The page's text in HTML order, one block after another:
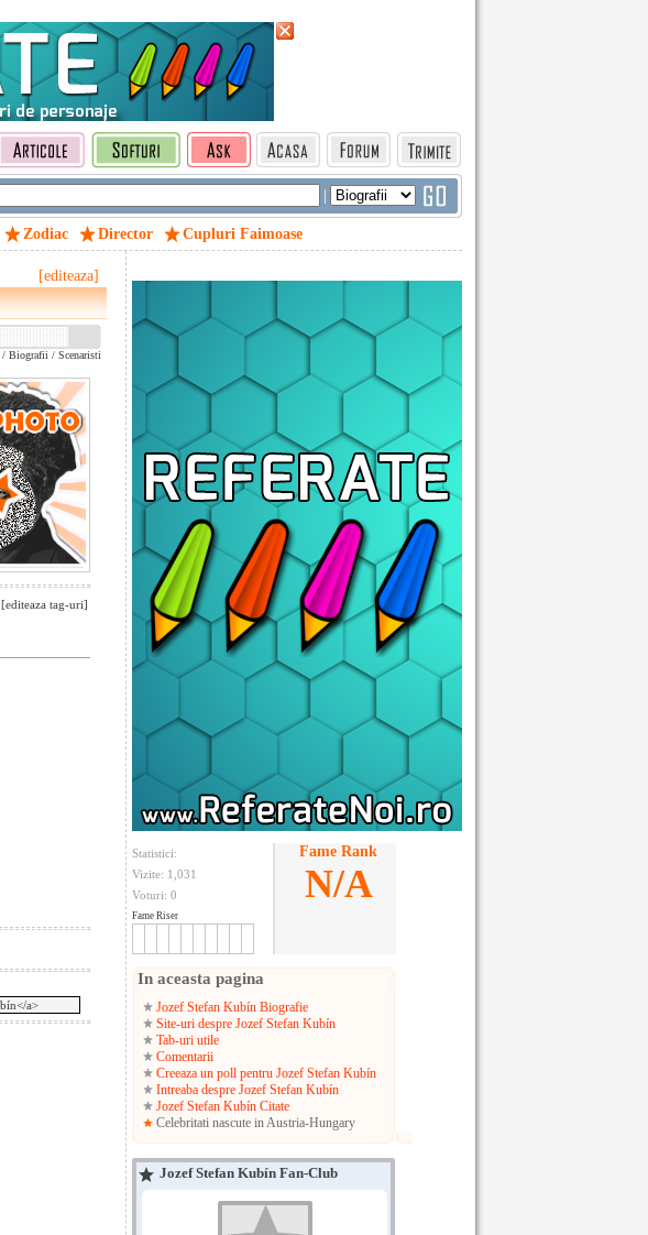
|
Zodiac Director Cupluri Faimoase
Statistici:
Vizite: 1,031
Voturi: 0
Fame Riser
Fame Rank
N/A
In aceasta pagina
Jozef Stefan Kubín Biografie
Site-uri despre Jozef Stefan Kubín
Tab-uri utile
Comentarii
Creeaza un poll pentru Jozef Stefan Kubín
Intreaba despre Jozef Stefan Kubín
Jozef Stefan Kubín Citate
Celebritati nascute in Austria-Hungary
Jozef Stefan Kubín Fan-Club
[editeaza]
/ Biografii / Scenaristi
[editeaza tag-uri]